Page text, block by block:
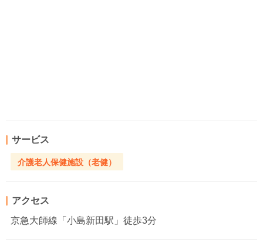
サービス
介護老人保健施設（老健）
アクセス
京急大師線「小島新田駅」徒歩3分